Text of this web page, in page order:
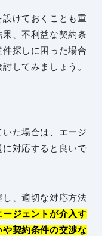
けておくことも重
、不利益な契約条
探しに困った場合
してみましょう。
た場合は、エージ
対応すると良いで
、適切な対応方法
ージェントが介入す
契約条件の交渉な